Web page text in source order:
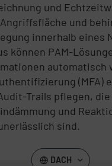
und
und
innerhalb eines
können PAM-
automatisch
(MFA)
Trails pflegen,
und
sind.
DACH